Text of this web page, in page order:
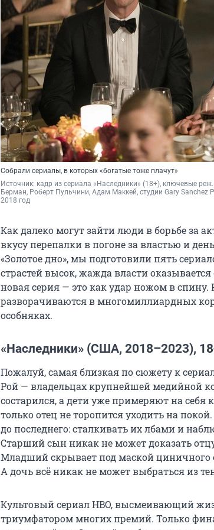
Собрали сериалы, в которых «богатые тоже плачут»
Источник: кадр из сериала «Наследники» (18+), ключевые
Берман, Роберт Пульчини, Адам Маккей, студии Gary Sanchez
2018 год
Как далеко могут зайти люди в борьбе за
вкусу перепалки в погоне за властью и
«Золотое дно», мы подготовили пять
страстей высок, жажда власти
новая серия — это как удар ножом в спину.
разворачиваются в многомиллиардных
особняках.
«Наследники» (США, 2018–2023),
Пожалуй, самая близкая по сюжету к
Рой — владельцах крупнейшей медийной
состарился, а дети уже примеряют на себя
только отец не торопится уходить на
до последнего: сталкивать их лбами и
Старший сын никак не может доказать
Младший скрывает под маской циничного
А дочь всё никак не может выбраться из
Культовый сериал HBO, высмеивающий
триумфатором многих премий. Только